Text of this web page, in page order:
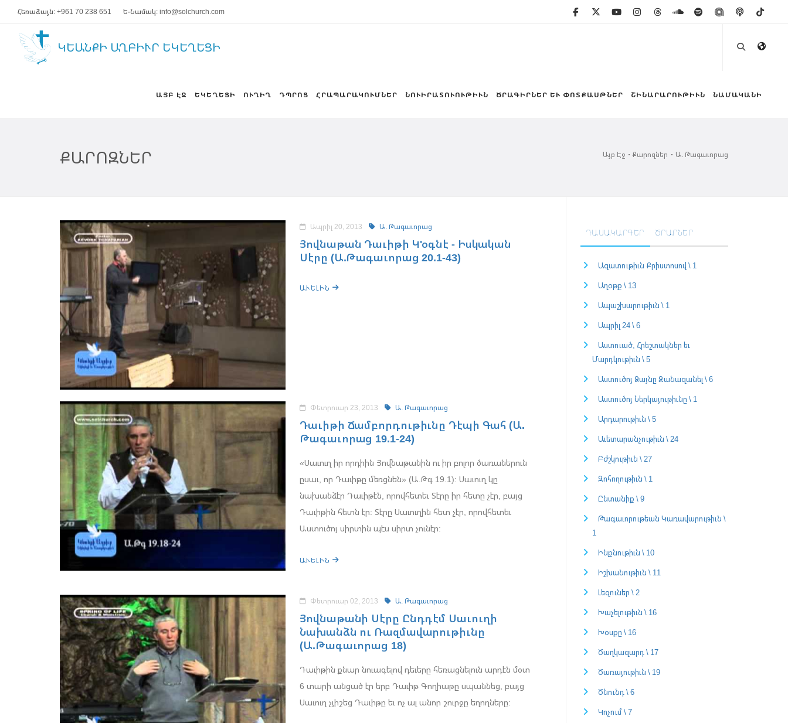
Հեռաձայն: +961 70 238 651 Ե-Նամակ: info@solchurch.com
ԿԵԱՆՔԻ ԱՂԲԻՒՐ ԵԿԵՂԵՑԻ
ԱՅԲ ԷՋ ԵԿԵՂԵՑԻ ՈՒՂԻՂ ԴՊՐՈՑ ՀՐԱՊԱՐԱԿՈՒՄՆԵՐ ՆՈՒԻՐԱՏՈՒՈՒԹԻՒՆ ԾՐԱԳԻՐՆԵՐ ԵՒ ՓՈՏՔԱՍԹՆԵՐ ՇԻՆԱՐԱՐՈՒԹԻՒՆ ՆԱՄԱԿԱՆԻ
Այբ Էջ Քարոզներ Ա. Թագաւորաց
ՔԱՐՈԶՆԵՐ
Ապրիլ 20, 2013 Ա. Թագաւորաց
Յովնաթան Դաւիթի Կ'օգնէ - Իսկական
Սէրը (Ա.Թագաւորաց 20.1-43)
ԱՒԵԼԻՆ
Փետրուար 23, 2013 Ա. Թագաւորաց
Դաւիթի Ճամբորդութիւնը Դէպի Գահ (Ա.
Թագաւորաց 19.1-24)
«Սաւուղ իր որդիին Յովնաթանին ու իր բոլոր ծառաներուն
ըսաւ, որ Դաւիթը մեռցնեն» (Ա.Թգ 19.1): Սաւուղ կը
նախանձէր Դաւիթէն, որովհետեւ Տէրը իր հետը չէր, բայց
Դաւիթին հետն էր: Տէրը Սաւուղին հետ չէր, որովհետեւ
Աստուծոյ սիրտին պէս սիրտ չունէր:
ԱՒԵԼԻՆ
Փետրուար 02, 2013 Ա. Թագաւորաց
Յովնաթանի Սէրը Ընդդէմ Սաւուղի
Նախանձն ու Ռազմավարութիւնը
(Ա.Թագաւորաց 18)
Դաւիթին քնար նուագելով դեւերը հեռացնելուն արդէն մօտ
6 տարի անցած էր երբ Դաւիթ Գողիաթը սպաննեց, բայց
Սաւուղ չյիշեց Դաւիթը եւ ոչ ալ անոր շուրջը եղողները:
ԴԱՍԱԿԱՐԳԵՐ ԾՐԱՐՆԵՐ
Ազատութիւն Քրիստոսով \ 1
Աղօթք \ 13
Ապաշխարութիւն \ 1
Ապրիլ 24 \ 6
Աստուած, Հրեշտակներ եւ
Մարդկութիւն \ 5
Աստուծոյ Ձայնը Զանազանել \ 6
Աստուծոյ Ներկայութիւնը \ 1
Արդարութիւն \ 5
Աւետարանչութիւն \ 24
Բժշկութիւն \ 27
Զոհողութիւն \ 1
Ընտանիք \ 9
Թագաւորութեան Կառավարութիւն \
1
Ինքնութիւն \ 10
Իշխանութիւն \ 11
Լեզուներ \ 2
Խաչելութիւն \ 16
Խօսքը \ 16
Ծաղկազարդ \ 17
Ծառայութիւն \ 19
Ծնունդ \ 6
Կոչում \ 7